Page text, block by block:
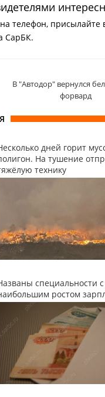
телефон, присылайте
СарБК.
В "Автодор" вернулся
форвард
дней горит
На тушение
технику
специальности с
ростом